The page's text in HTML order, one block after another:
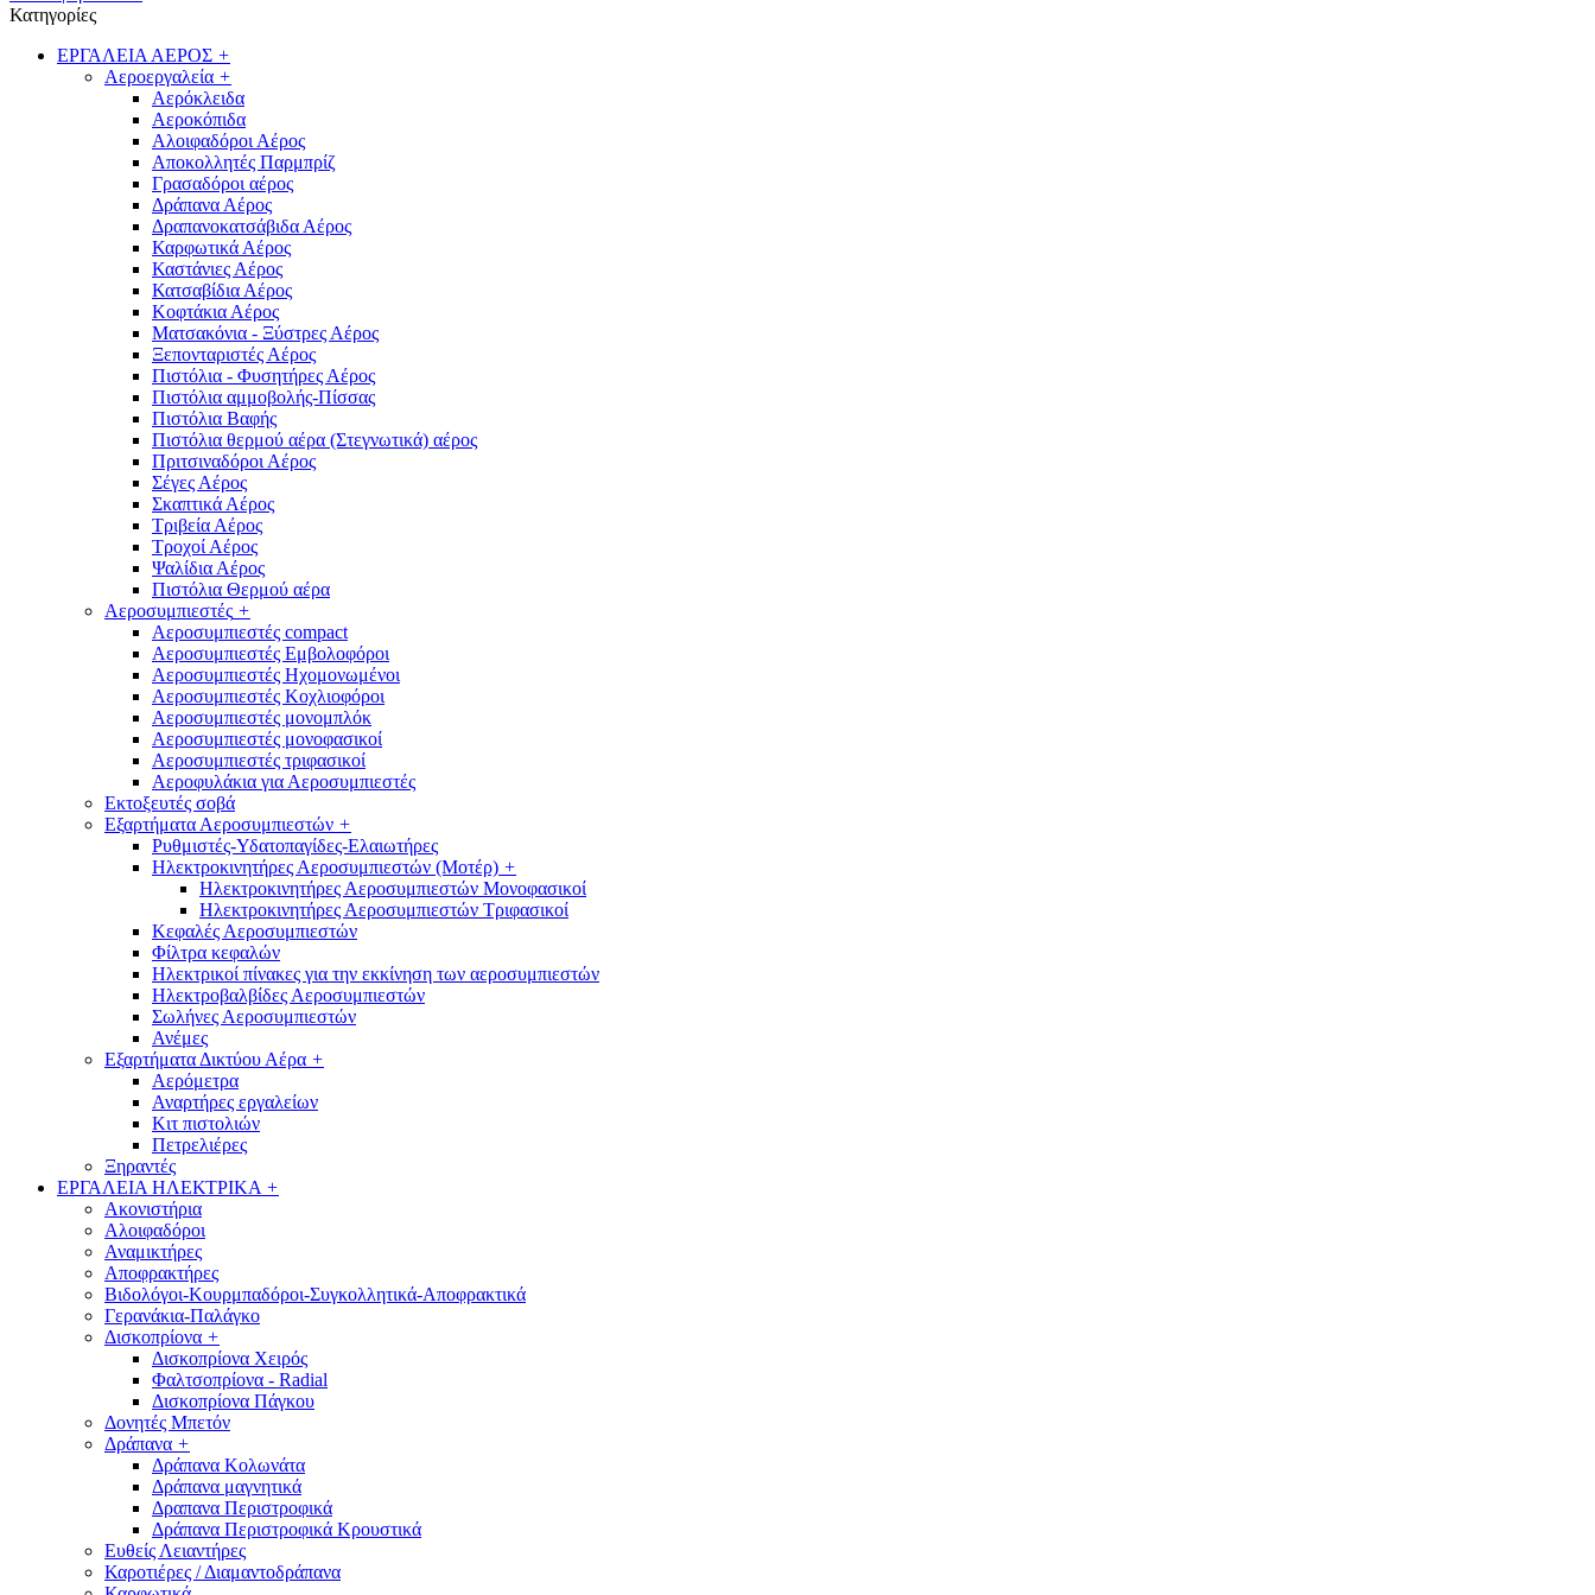
Κατηγορίες
ΕΡΓΑΛΕΙΑ ΑΕΡΟΣ +
Αεροεργαλεία +
Αερόκλειδα
Αεροκόπιδα
Αλοιφαδόροι Αέρος
Αποκολλητές Παρμπρίζ
Γρασαδόροι αέρος
Δράπανα Αέρος
Δραπανοκατσάβιδα Αέρος
Καρφωτικά Αέρος
Καστάνιες Αέρος
Κατσαβίδια Αέρος
Κοφτάκια Αέρος
Ματσακόνια - Ξύστρες Αέρος
Ξεπονταριστές Αέρος
Πιστόλια - Φυσητήρες Αέρος
Πιστόλια αμμοβολής-Πίσσας
Πιστόλια Βαφής
Πιστόλια θερμού αέρα (Στεγνωτικά) αέρος
Πριτσιναδόροι Αέρος
Σέγες Αέρος
Σκαπτικά Αέρος
Τριβεία Αέρος
Τροχοί Αέρος
Ψαλίδια Αέρος
Πιστόλια Θερμού αέρα
Αεροσυμπιεστές +
Αεροσυμπιεστές compact
Αεροσυμπιεστές Εμβολοφόροι
Αεροσυμπιεστές Ηχομονωμένοι
Αεροσυμπιεστές Κοχλιοφόροι
Αεροσυμπιεστές μονομπλόκ
Αεροσυμπιεστές μονοφασικοί
Αεροσυμπιεστές τριφασικοί
Αεροφυλάκια για Αεροσυμπιεστές
Εκτοξευτές σοβά
Εξαρτήματα Αεροσυμπιεστών +
Ρυθμιστές-Υδατοπαγίδες-Ελαιωτήρες
Ηλεκτροκινητήρες Αεροσυμπιεστών (Μοτέρ) +
Ηλεκτροκινητήρες Αεροσυμπιεστών Μονοφασικοί
Ηλεκτροκινητήρες Αεροσυμπιεστών Τριφασικοί
Κεφαλές Αεροσυμπιεστών
Φίλτρα κεφαλών
Ηλεκτρικοί πίνακες για την εκκίνηση των αεροσυμπιεστών
Ηλεκτροβαλβίδες Αεροσυμπιεστών
Σωλήνες Αεροσυμπιεστών
Ανέμες
Εξαρτήματα Δικτύου Αέρα +
Αερόμετρα
Αναρτήρες εργαλείων
Κιτ πιστολιών
Πετρελιέρες
Ξηραντές
ΕΡΓΑΛΕΙΑ ΗΛΕΚΤΡΙΚΑ +
Ακονιστήρια
Αλοιφαδόροι
Αναμικτήρες
Αποφρακτήρες
Βιδολόγοι-Κουρμπαδόροι-Συγκολλητικά-Αποφρακτικά
Γερανάκια-Παλάγκο
Δισκοπρίονα +
Δισκοπρίονα Χειρός
Φαλτσοπρίονα - Radial
Δισκοπρίονα Πάγκου
Δονητές Μπετόν
Δράπανα +
Δράπανα Κολωνάτα
Δράπανα μαγνητικά
Δραπανα Περιστροφικά
Δράπανα Περιστροφικά Κρουστικά
Ευθείς Λειαντήρες
Καροτιέρες / Διαμαντοδράπανα